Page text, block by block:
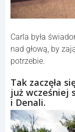
Carla była
nad głową, by
potrzebie.
Tak zaczęła
już wcześniej
i Denali.